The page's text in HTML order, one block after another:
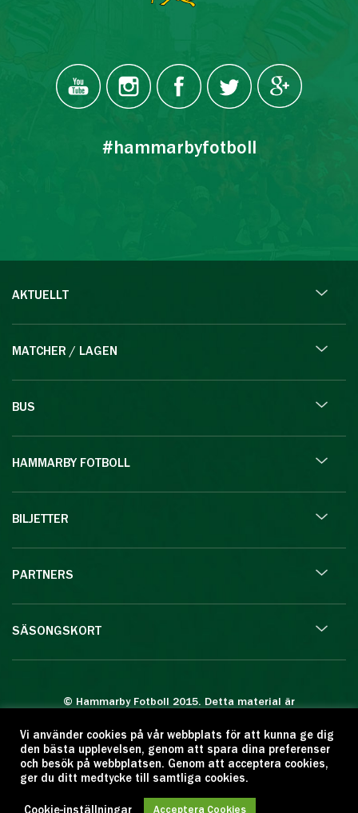
#hammarbyfotboll
AKTUELLT
MATCHER / LAGEN
BUS
HAMMARBY FOTBOLL
BILJETTER
PARTNERS
SÄSONGSKORT
© Hammarby Fotboll 2015. Detta material är
Eftertryck eller annan kopiering är förbjuden.
Citera oss gärna men ange källan:
www.hammarbyfotboll.se. Ansvarig utgivare:
Love Gustafsson.
Vi använder cookies på vår webbplats för att kunna ge dig
den bästa upplevelsen, genom att spara dina preferenser
och besök på webbplatsen. Genom att acceptera cookies,
ger du ditt medtycke till samtliga cookies.
Cookie-inställningar Acceptera Cookies